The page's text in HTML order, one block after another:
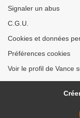
Signaler un abus
C.G.U.
Cookies et données
Préférences cookies
Voir le profil de Vance